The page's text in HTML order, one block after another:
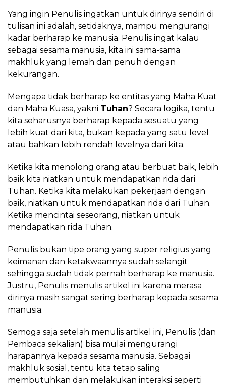
Yang ingin Penulis ingatkan untuk dirinya sendiri di
tulisan ini adalah, setidaknya, mampu mengurangi
kadar berharap ke manusia. Penulis ingat kalau
sebagai sesama manusia, kita ini sama-sama
makhluk yang lemah dan penuh dengan
kekurangan.
Mengapa tidak berharap ke entitas yang Maha Kuat
dan Maha Kuasa, yakni Tuhan? Secara logika, tentu
kita seharusnya berharap kepada sesuatu yang
lebih kuat dari kita, bukan kepada yang satu level
atau bahkan lebih rendah levelnya dari kita.
Ketika kita menolong orang atau berbuat baik, lebih
baik kita niatkan untuk mendapatkan rida dari
Tuhan. Ketika kita melakukan pekerjaan dengan
baik, niatkan untuk mendapatkan rida dari Tuhan.
Ketika mencintai seseorang, niatkan untuk
mendapatkan rida Tuhan.
Penulis bukan tipe orang yang super religius yang
keimanan dan ketakwaannya sudah selangit
sehingga sudah tidak pernah berharap ke manusia.
Justru, Penulis menulis artikel ini karena merasa
dirinya masih sangat sering berharap kepada sesama
manusia.
Semoga saja setelah menulis artikel ini, Penulis (dan
Pembaca sekalian) bisa mulai mengurangi
harapannya kepada sesama manusia. Sebagai
makhluk sosial, tentu kita tetap saling
membutuhkan dan melakukan interaksi seperti